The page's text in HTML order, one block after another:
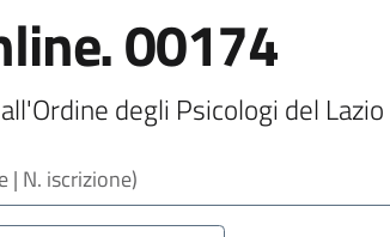
00174
degli Psicologi del